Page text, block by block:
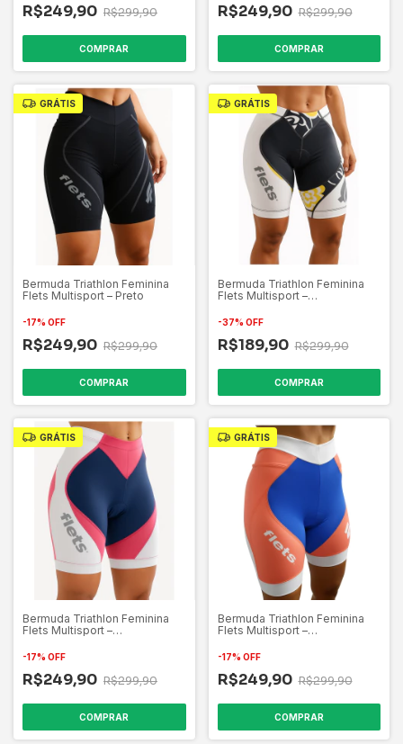
R$249,90 R$299,90
COMPRAR
R$249,90 R$299,90
COMPRAR
GRÁTIS
Bermuda Triathlon Feminina
Flets Multisport – Preto
-17% OFF
R$249,90 R$299,90
COMPRAR
GRÁTIS
Bermuda Triathlon Feminina
Flets Multisport –
(Mostruário)
-37% OFF
R$189,90 R$299,90
COMPRAR
GRÁTIS
Bermuda Triathlon Feminina
Flets Multisport –
-17% OFF
R$249,90 R$299,90
COMPRAR
GRÁTIS
Bermuda Triathlon Feminina
Flets Multisport –
-17% OFF
R$249,90 R$299,90
COMPRAR